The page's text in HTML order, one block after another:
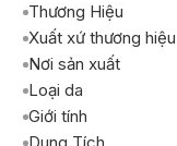
Thương Hiệu
Xuất xứ thương hiệu
Nơi sản xuất
Loại da
Giới tính